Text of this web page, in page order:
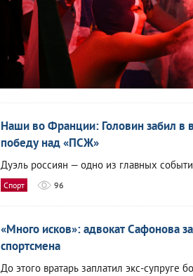
Наши во Франции: Головин забил в
победу над «ПСЖ»
Дуэль россиян — одно из главных
Спорт 96
«Много исков»: адвокат Сафонова
спортсмена
До этого вратарь заплатил экс-супруге